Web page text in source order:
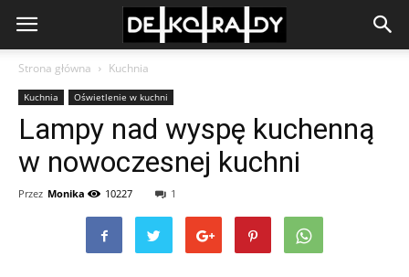
Strona główna Kuchnia
Kuchnia Oświetlenie w kuchni
Lampy nad wyspę kuchenną
w nowoczesnej kuchni
Przez Monika 10227 1